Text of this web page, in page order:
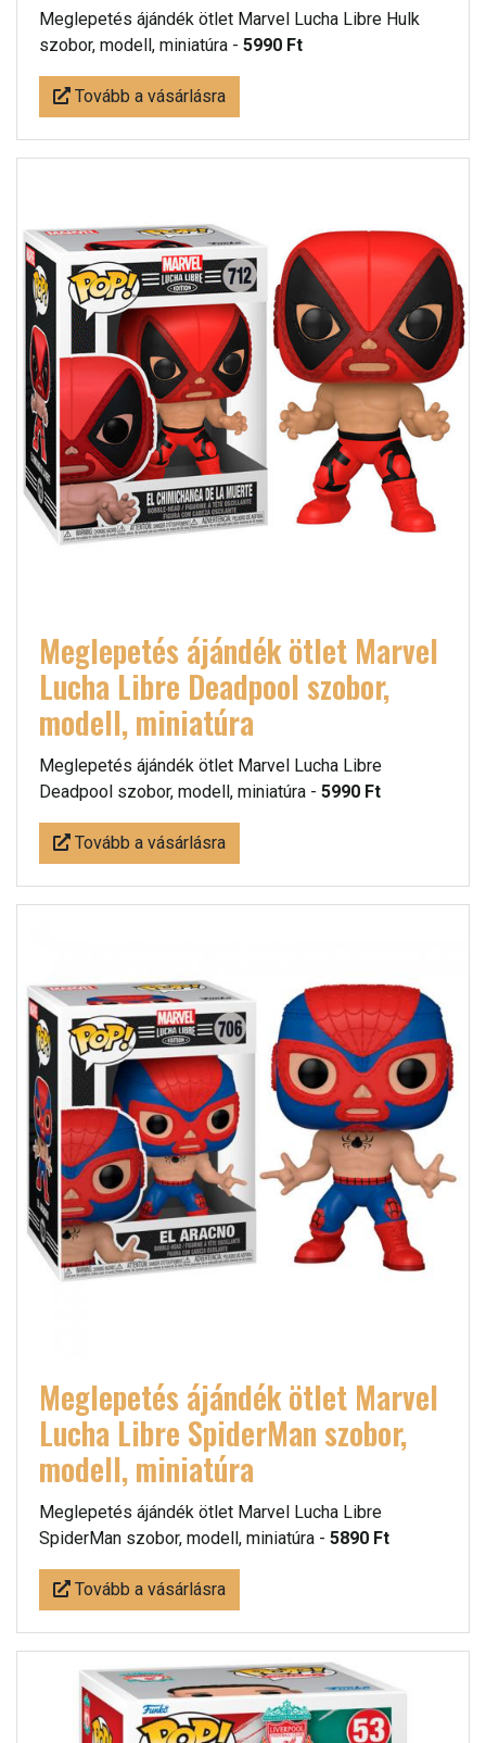
Meglepetés ájándék ötlet Marvel Lucha Libre Hulk
szobor, modell, miniatúra - 5990 Ft
Tovább a vásárlásra
Meglepetés ájándék ötlet Marvel
Lucha Libre Deadpool szobor,
modell, miniatúra
Meglepetés ájándék ötlet Marvel Lucha Libre
Deadpool szobor, modell, miniatúra - 5990 Ft
Tovább a vásárlásra
Meglepetés ájándék ötlet Marvel
Lucha Libre SpiderMan szobor,
modell, miniatúra
Meglepetés ájándék ötlet Marvel Lucha Libre
SpiderMan szobor, modell, miniatúra - 5890 Ft
Tovább a vásárlásra